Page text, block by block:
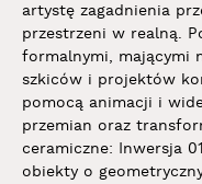
artystę zagadnienia
przestrzeni w realną.
formalnymi, mającymi
szkiców i projektów
pomocą animacji i
przemian oraz
ceramiczne: Inwersja
obiekty o